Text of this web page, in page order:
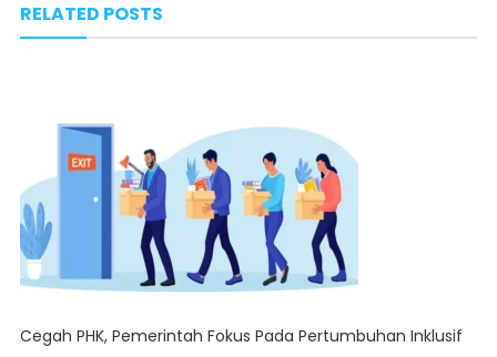
RELATED POSTS
Cegah PHK, Pemerintah Fokus Pada Pertumbuhan Inklusif